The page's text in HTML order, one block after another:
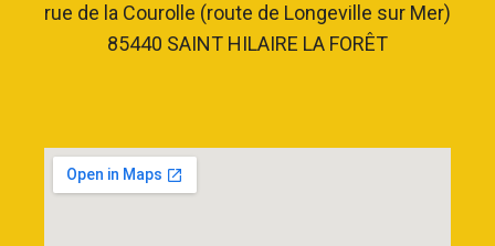
rue de la Courolle (route de Longeville sur Mer)
85440 SAINT HILAIRE LA FORÊT